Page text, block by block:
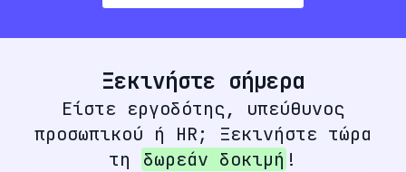
Ξεκινήστε σήμερα
Είστε εργοδότης, υπεύθυνος
προσωπικού ή HR; Ξεκινήστε τώρα
τη
δωρεάν δοκιμή !